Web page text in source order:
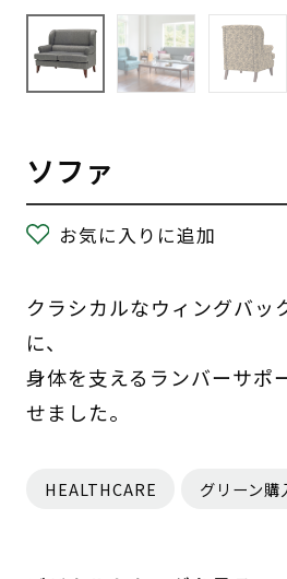
ソファ
お気に入りに追加
クラシカルなウィングバッ
に、
身体を支えるランバーサポ
せました。
HEALTHCARE グリーン購